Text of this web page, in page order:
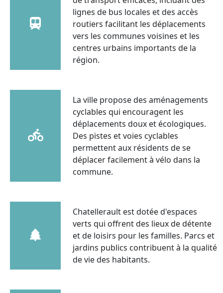
lignes de bus locales et des accès
routiers facilitant les déplacements
vers les communes voisines et les
centres urbains importants de la
région.
La ville propose des aménagements
cyclables qui encouragent les
déplacements doux et écologiques.
Des pistes et voies cyclables
permettent aux résidents de se
déplacer facilement à vélo dans la
commune.
Chatellerault est dotée d'espaces
verts qui offrent des lieux de détente
et de loisirs pour les familles. Parcs et
jardins publics contribuent à la qualité
de vie des habitants.